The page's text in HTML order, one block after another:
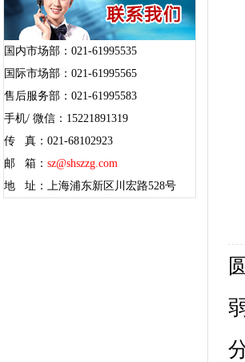
国内市场部：021-61995535
国际市场部：021-61995565
售后服务部：021-61995583
手机/ 微信：15221891319
传 真：021-68102923
邮 箱： sz@shszzg.com
地 址：上海浦东新区川宏路528号